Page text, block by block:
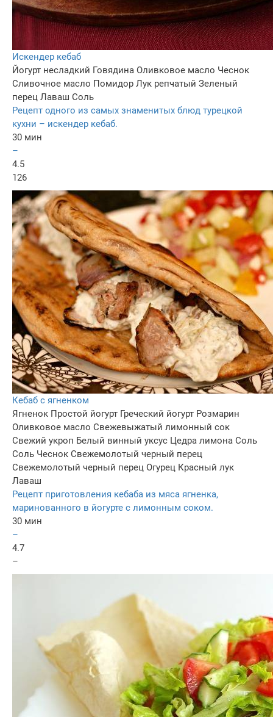
Искендер кебаб
Йогурт несладкий Говядина Оливковое масло Чеснок
Сливочное масло Помидор Лук репчатый Зеленый
перец Лаваш Соль
Рецепт одного из самых знаменитых блюд турецкой
кухни – искендер кебаб.
30 мин
–
4.5
126
Кебаб с ягненком
Ягненок Простой йогурт Греческий йогурт Розмарин
Оливковое масло Свежевыжатый лимонный сок
Свежий укроп Белый винный уксус Цедра лимона Соль
Соль Чеснок Свежемолотый черный перец
Свежемолотый черный перец Огурец Красный лук
Лаваш
Рецепт приготовления кебаба из мяса ягненка,
маринованного в йогурте с лимонным соком.
30 мин
–
4.7
–